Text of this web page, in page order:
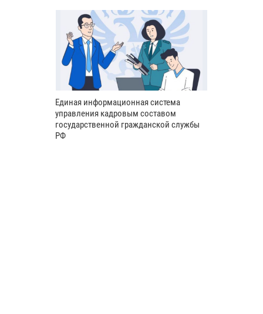
Единая информационная система
управления кадровым составом
государственной гражданской службы
РФ